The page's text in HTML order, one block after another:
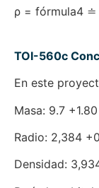
ρ = fórmula4
TOI-560c
En este
Masa: 9.7
Radio: 2,384
Densidad: